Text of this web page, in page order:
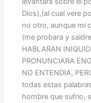
Dios),(al cual vere
no otro, aunque mi
(me probara y
HABLARAN
PRONUNCIARA
NO ENTENDIA,
todas estas
hombre que sufrio,